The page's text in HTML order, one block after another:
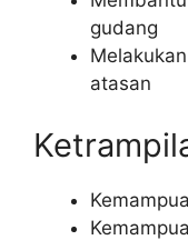
gudang
atasan